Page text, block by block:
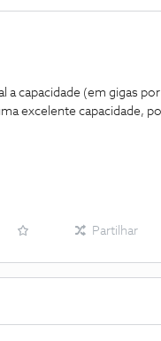
a capacidade (em gigas
excelente capacidade,
Partilhar